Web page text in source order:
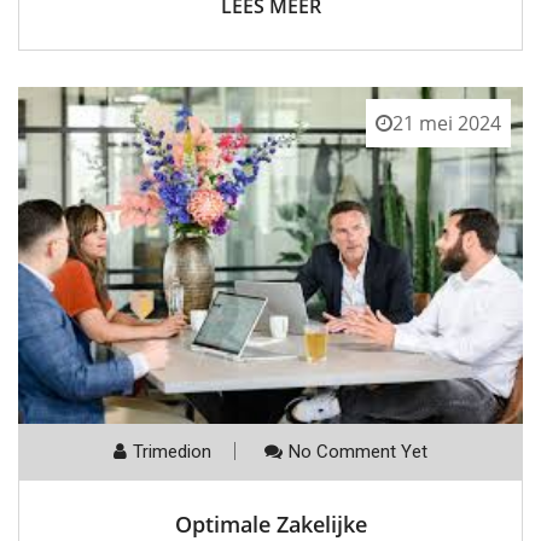
LEES MEER
21 mei 2024
Trimedion No Comment Yet
Optimale Zakelijke